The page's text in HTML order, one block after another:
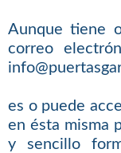
Aunque tiene
correo
es o puede
en ésta misma
y sencillo